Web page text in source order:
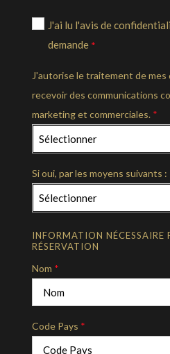
J'ai lu l'avis de
demande *
J'autorise le traitement de mes
recevoir des communications
marketing et commerciales. *
Sélectionner
Si oui, par les moyens suivants :
Sélectionner
INFORMATION NÉCESSAIRE
RÉSERVATION
Nom *
Code Pays *